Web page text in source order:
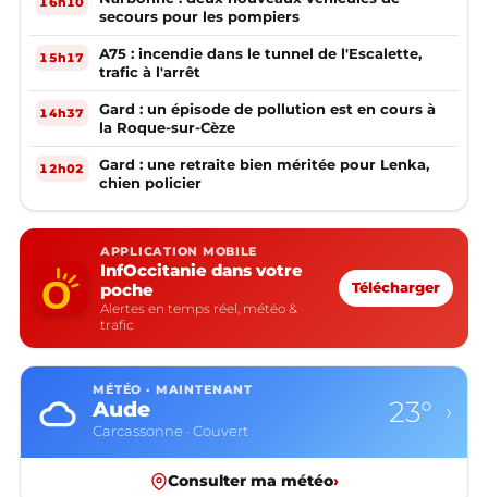
secours pour les pompiers
15h17
A75 : incendie dans le tunnel de l'Escalette,
trafic à l'arrêt
14h37
Gard : un épisode de pollution est en cours à
la Roque-sur-Cèze
12h02
Gard : une retraite bien méritée pour Lenka,
chien policier
APPLICATION MOBILE
InfOccitanie dans votre
poche
Alertes en temps réel, météo &
trafic
Télécharger
MÉTÉO · MAINTENANT
Aude
Carcassonne · Couvert
23° ›
Consulter ma météo›